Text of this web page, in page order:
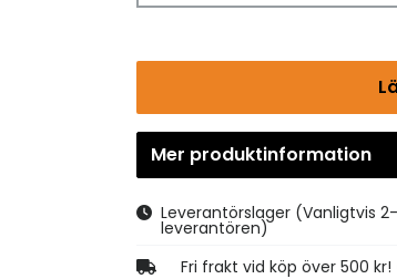
Mer produktinformation
Leverantörslager (Vanligtvis
leverantören)
Fri frakt vid köp över 500